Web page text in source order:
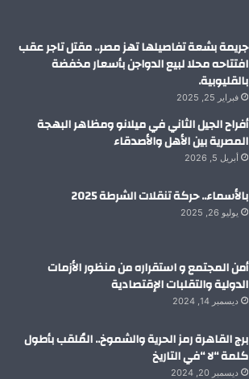
جريمة بشعة تفاصيلها تهز مصر.. مقتل تاجر عقب
افتتاحه محلا لبيع الدواجن بأسعار مخفضة
بالقليوبية.
فبراير 25, 2025
أفراح الجيل الثاني في ميلانو ومظاهر البهجة
المصرية بين الأهل والأصدقاء
أبريل 5, 2026
بالأسماء.. حركة تنقلات الشرطة 2025
يوليو 26, 2025
أمن المجتمع و استقراره من منظور الأزمات
الدولية والتقلبات الإقتصادية
ديسمبر 14, 2024
برج القاهرة رمز الحرية والشموخ.. المُلقب بأطول
كلمة “لا “في التاريخ
ديسمبر 20, 2024